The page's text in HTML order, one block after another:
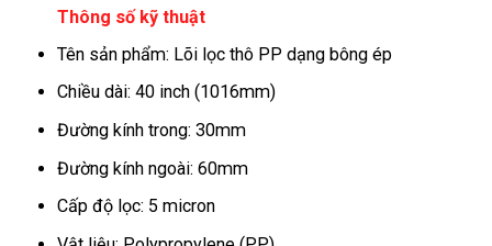
Thông số kỹ thuật
Tên sản phẩm: Lõi lọc thô PP dạng bông ép
Chiều dài: 40 inch (1016mm)
Đường kính trong: 30mm
Đường kính ngoài: 60mm
Cấp độ lọc: 5 micron